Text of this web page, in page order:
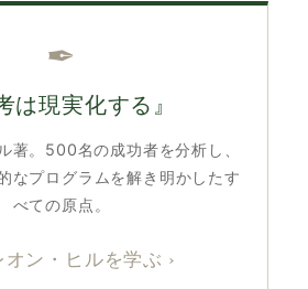
✒︎
は現実化する』
著。500名の成功者を分析し、
なプログラムを解き明かしたす
べての原点。
オン・ヒルを学ぶ ›